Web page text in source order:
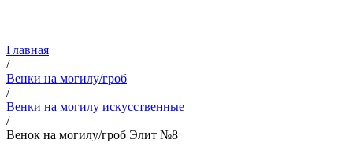
Главная
/
Венки на могилу/гроб
/
Венки на могилу искусственные
/
Венок на могилу/гроб Элит №8